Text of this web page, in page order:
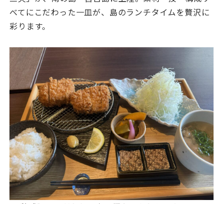
べてにこだわった一皿が、島のランチタイムを贅沢に
彩ります。